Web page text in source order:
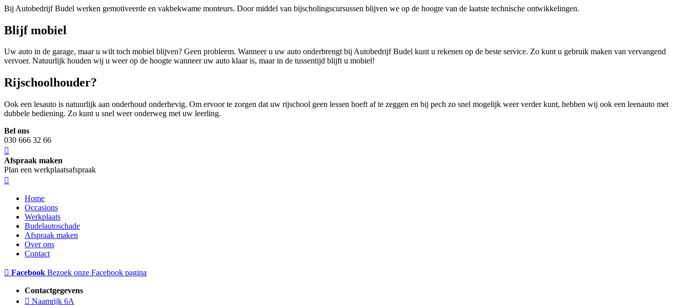
Bij Autobedrijf Budel werken gemotiveerde en vakbekwame monteurs. Door middel van bijscholingscursussen blijven we op de hoogte van de laatste technische ontwikkelingen.
Blijf mobiel
Uw auto in de garage, maar u wilt toch mobiel blijven? Geen probleem. Wanneer u uw auto onderbrengt bij Autobedrijf Budel kunt u rekenen op de beste service. Zo kunt u gebruik maken van vervangend
vervoer. Natuurlijk houden wij u weer op de hoogte wanneer uw auto klaar is, maar in de tussentijd blijft u mobiel!
Rijschoolhouder?
Ook een lesauto is natuurlijk aan onderhoud onderhevig. Om ervoor te zorgen dat uw rijschool geen lessen hoeft af te zeggen en bij pech zo snel mogelijk weer verder kunt, hebben wij ook een leenauto met
dubbele bediening. Zo kunt u snel weer onderweg met uw leerling.
Bel ons
030 666 32 66
Afspraak maken
Plan een werkplaatsafspraak
Home
Occasions
Werkplaats
Budelautoschade
Afspraak maken
Over ons
Contact
Facebook Bezoek onze Facebook pagina
Contactgegevens
Naamrijk 6A